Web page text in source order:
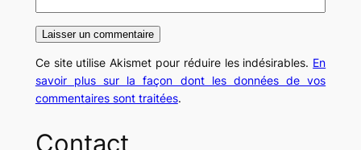
Ce site utilise Akismet pour réduire les indésirables. En
savoir plus sur la façon dont les données de vos
commentaires sont traitées.
Contact